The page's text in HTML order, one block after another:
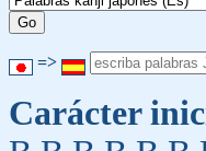
=>
Carácter